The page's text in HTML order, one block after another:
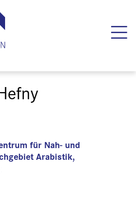
für Nah- und
Arabistik,